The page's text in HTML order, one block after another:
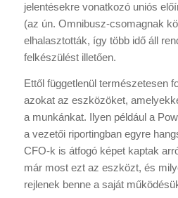
jelentésekre vonatkozó uniós
(az ún. Omnibusz-csomagnak
elhalasztották, így több idő áll
felkészülést illetően.
Ettől függetlenül természetesen
azokat az eszközöket,
a munkánkat. Ilyen például a
a vezetői riportingban egyre
CFO-k is átfogó képet kaptak
már most ezt az eszközt, és
rejlenek benne a saját